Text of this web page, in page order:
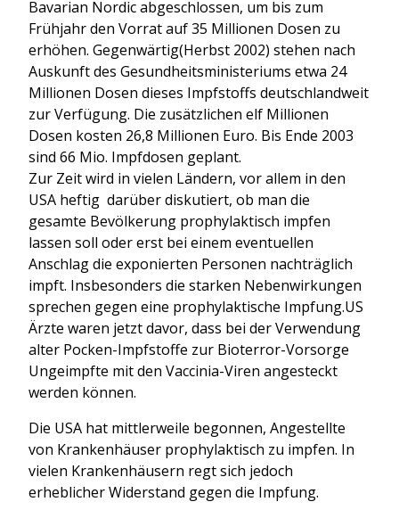
Bavarian Nordic abgeschlossen, um bis zum
Frühjahr den Vorrat auf 35 Millionen Dosen zu
erhöhen. Gegenwärtig(Herbst 2002) stehen nach
Auskunftdes Gesundheitsministeriums etwa 24
Millionen Dosen dieses Impfstoffs deutschlandweit
zur Verfügung. Die zusätzlichen elf Millionen
Dosen kosten 26,8 Millionen Euro. Bis Ende 2003
sind 66 Mio. Impfdosen geplant.
Zur Zeit wird in vielen Ländern, vor allem in den
USA heftig darüber diskutiert, ob man die
gesamte Bevölkerung prophylaktisch impfen
lassen soll oder erst bei einem eventuellen
Anschlag die exponierten Personen nachträglich
impft. Insbesonders die starken Nebenwirkungen
sprechen gegen eine prophylaktische Impfung.US
Ärzte waren jetzt davor, dass bei der Verwendung
alter Pocken-Impfstoffe zur Bioterror-Vorsorge
Ungeimpfte mit den Vaccinia-Viren angesteckt
werden können.
Die USA hat mittlerweile begonnen, Angestellte
von Krankenhäuser prophylaktisch zu impfen. In
vielen Krankenhäusern regt sich jedoch
erheblicher Widerstand gegen die Impfung.